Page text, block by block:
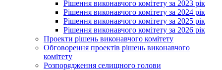
Рішення виконавчого комітету за 2023 рік
Рішення виконавчого комітету за 2024 рік
Рішення виконавчого комітету за 2025 рік
Рішення виконавчого комітету за 2026 рік
Проекти рішень виконавчого комітету
Обговорення проектів рішень виконавчого
комітету
Розпорядження селищного голови